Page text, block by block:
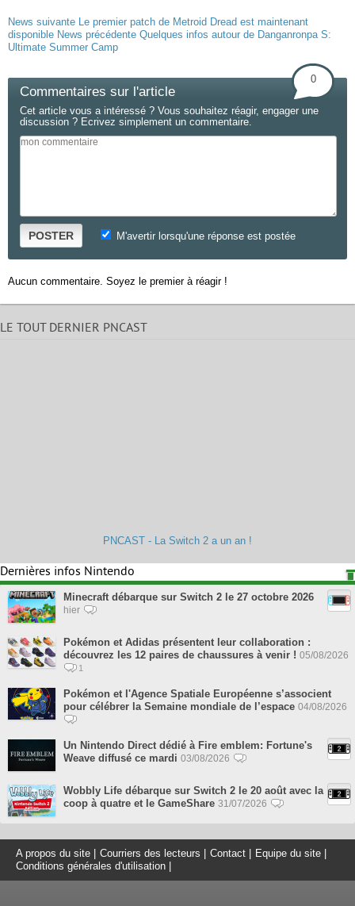
News suivante Le premier patch de Metroid Dread est maintenant
disponible News précédente Quelques infos autour de Danganronpa S:
Ultimate Summer Camp
Commentaires sur l'article
0
Cet article vous a intéressé ? Vous souhaitez réagir, engager une
discussion ? Ecrivez simplement un commentaire.
POSTER M'avertir lorsqu'une réponse est postée
Aucun commentaire. Soyez le premier à réagir !
LE TOUT DERNIER PNCAST
PNCAST - La Switch 2 a un an !
Dernières infos Nintendo
Minecraft débarque sur Switch 2 le 27 octobre 2026
hier
Pokémon et Adidas présentent leur collaboration :
découvrez les 12 paires de chaussures à venir ! 05/08/2026
1
Pokémon et l'Agence Spatiale Européenne s’associent
pour célébrer la Semaine mondiale de l’espace 04/08/2026
Un Nintendo Direct dédié à Fire emblem: Fortune's
Weave diffusé ce mardi 03/08/2026
Wobbly Life débarque sur Switch 2 le 20 août avec la
coop à quatre et le GameShare 31/07/2026
A propos du site Courriers des lecteurs Contact Equipe du site
Conditions générales d'utilisation